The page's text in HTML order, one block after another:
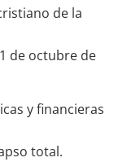
de la
de octubre de
y financieras
total.